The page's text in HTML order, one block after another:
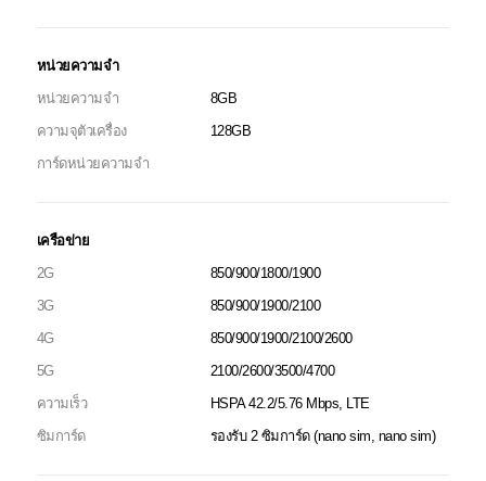
หน่วยความจำ
หน่วยความจำ
8GB
ความจุตัวเครื่อง
128GB
การ์ดหน่วยความจำ
เครือข่าย
2G
850/900/1800/1900
3G
850/900/1900/2100
4G
850/900/1900/2100/2600
5G
2100/2600/3500/4700
ความเร็ว
HSPA 42.2/5.76 Mbps, LTE
ซิมการ์ด
รองรับ 2 ซิมการ์ด (nano sim, nano sim)